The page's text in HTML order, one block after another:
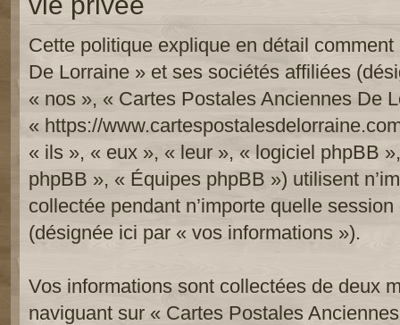
Cette politique explique en détail
De Lorraine » et ses sociétés affiliées
« nos », « Cartes Postales Anciennes De
« https://
« ils », « eux », « leur », « logiciel phpBB
phpBB », « Équipes phpBB ») utilisent
collectée pendant n’importe quelle
(désignée ici par « vos informations »).
Vos informations sont collectées de deux
naviguant sur « Cartes Postales